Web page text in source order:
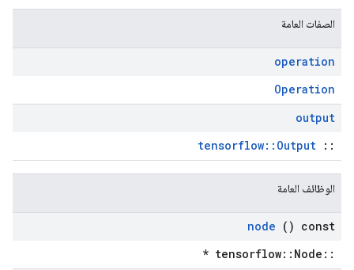
الصفات العامة
operation
Operation
output
::
tensorflow::Output
الوظائف العامة
node () const
::tensorflow::Node *